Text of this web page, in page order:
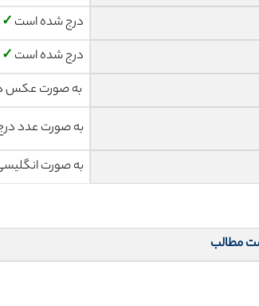
درج شده است ✓
درج شده است ✓
به صورت عکس
به صورت عدد
به صورت
مطالب